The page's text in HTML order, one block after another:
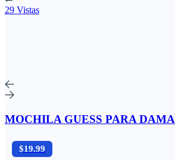
29 Vistas
MOCHILA GUESS PARA DAMA
$19.99